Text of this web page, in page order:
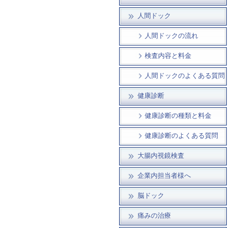
人間ドック
人間ドックの流れ
検査内容と料金
人間ドックのよくある質問
健康診断
健康診断の種類と料金
健康診断のよくある質問
大腸内視鏡検査
企業内担当者様へ
脳ドック
痛みの治療